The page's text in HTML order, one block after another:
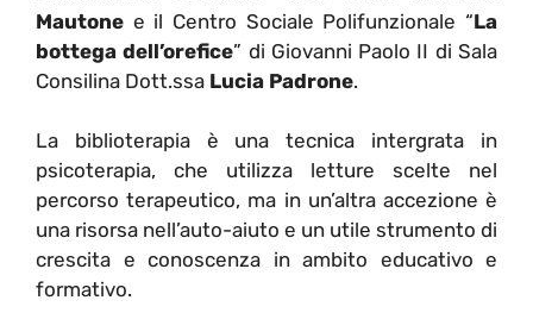
Mautone e il Centro Sociale Polifunzionale “La
bottega dell’orefice” di Giovanni Paolo II di Sala
Consilina Dott.ssa Lucia Padrone.
La biblioterapia è una tecnica intergrata in
psicoterapia, che utilizza letture scelte nel
percorso terapeutico, ma in un’altra accezione è
una risorsa nell’auto-aiuto e un utile strumento di
crescita e conoscenza in ambito educativo e
formativo.